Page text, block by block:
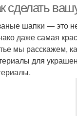
сделать
шапки — это
даже самая
мы расскажем,
для